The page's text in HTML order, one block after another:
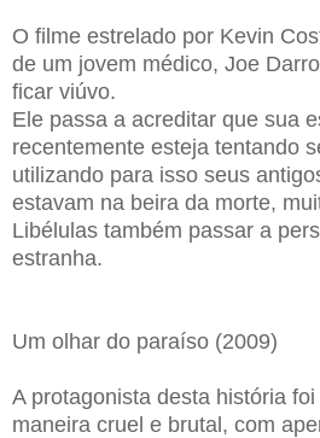
O filme estrelado por Kevin
de um jovem médico, Joe
ficar viúvo.
Ele passa a acreditar que sua
recentemente esteja tentando
utilizando para isso seus
estavam na beira da morte,
Libélulas também passar a
estranha.
Um olhar do paraíso (2009)
A protagonista desta história
maneira cruel e brutal, com